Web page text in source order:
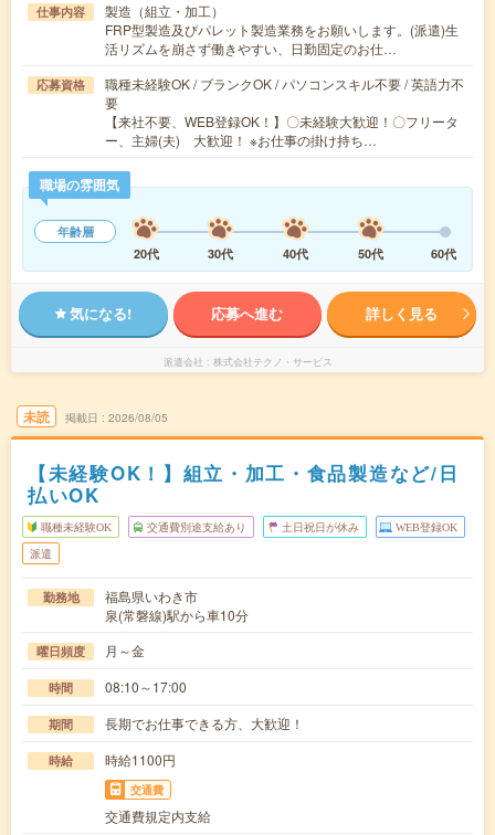
仕事内容
製造（組立・加工）
FRP型製造及びパレット製造業務をお願いします。(派遣)生
活リズムを崩さず働きやすい、日勤固定のお仕…
応募資格
職種未経験OK / ブランクOK / パソコンスキル不要 / 英語力不
要
【来社不要、WEB登録OK！】〇未経験大歓迎！〇フリータ
ー、主婦(夫) 大歓迎！ ※お仕事の掛け持ち…
職場の雰囲気
年齢層
20代
30代 40代 50代 60代
気になる! 応募へ進む 詳しく見る
派遣会社 株式会社テクノ・サービス
未読 掲載日 2026/08/05
【未経験OK！】組立・加工・食品製造など/日
払いOK
職種未経験OK 交通費別途支給あり 土日祝日が休み WEB登録OK
派遣
勤務地
福島県いわき市
泉(常磐線)駅から車10分
曜日頻度 月～金
時間 08:10～17:00
期間 長期でお仕事できる方、大歓迎！
時給 時給1100円
交通費
交通費規定内支給